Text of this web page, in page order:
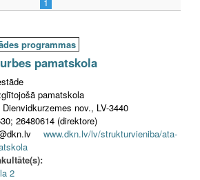
programmas
pamatskola
pamatskola
nov., LV-3440
26480614 (direktore)
www.dkn.lv/lv/strukturvieniba/ata-
2